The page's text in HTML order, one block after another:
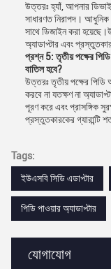
যোগাযোগ
উত্তরঃ হ্যাঁ, আপনার
সাধারণত নিরাপদ। আধুনিক
সাথে ডিজাইন করা
অ্যাডাপ্টার এবং
প্রশ্ন 5: তৃতীয় পক্ষের পিডি
বাতিল হবে?
উত্তরঃ তৃতীয় পক্ষের পিডি
করবে না যতক্ষণ না
পূরণ করে এবং প্রাসঙ্গিক
প্রস্তুতকারকের গ্যারান্টি
Tags:
ইউএসবি সিডি এডাপ্টার
পিডি পাওয়ার অ্যাডাপ্টার